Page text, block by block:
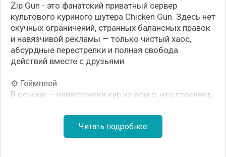
Zip Gun - это фанатский приватный сервер
культового куриного шутера Chicken Gun. Здесь нет
скучных ограничений, странных балансных правок
и навязчивой рекламы — только чистый хаос,
абсурдные перестрелки и полная свобода
действий вместе с друзьями.
⚙️ Геймплей
В основе — перестрелки кур из всего, что стреляет,
сервере разблокировано практически всё: можно
летать по карте, менять оружие на лету и
использовать любые доступные предметы.
Читать подробнее